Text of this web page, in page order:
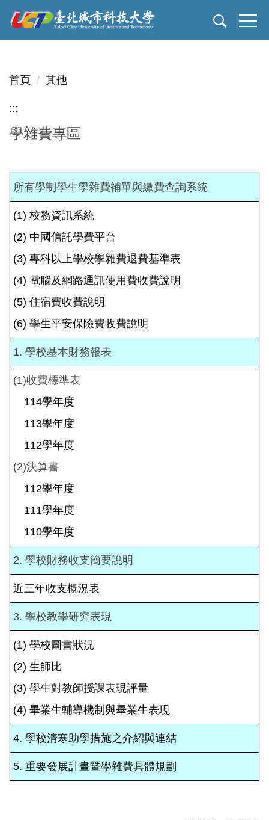
跳
到
主
內
區
首頁 其他
:::
學雜費專區
所有學制學生學雜費補單與繳費查詢系統
(1) 校務資訊系統
(2) 中國信託學費平台
(3) 專科以上學校學雜費退費基準表
(4) 電腦及網路通訊使用費收費說明
(5) 住宿費收費說明
(6) 學生平安保險費收費說明
1. 學校基本財務報表
(1)收費標準表
114學年度
113學年度
112學年度
(2)決算書
112學年度
111學年度
110學年度
2. 學校財務收支簡要說明
近三年收支概況表
3. 學校教學研究表現
(1) 學校圖書狀況
(2) 生師比
(3) 學生對教師授課表現評量
(4) 畢業生輔導機制與畢業生表現
4. 學校清寒助學措施之介紹與連結
5. 重要發展計畫暨學雜費具體規劃